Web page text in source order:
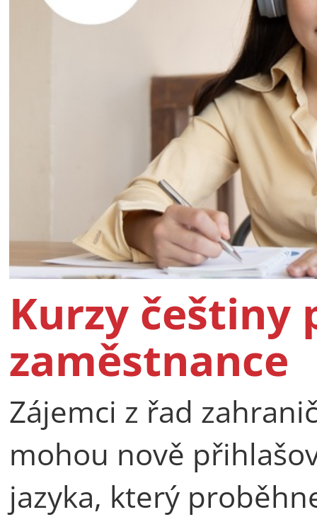
Kurzy češtiny
zaměstnance
Zájemci z řad
mohou nově
jazyka, který